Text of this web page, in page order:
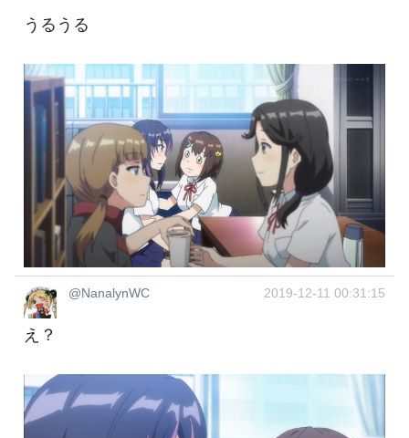
うるうる
@NanalynWC 2019-12-11 00:31:15
え？